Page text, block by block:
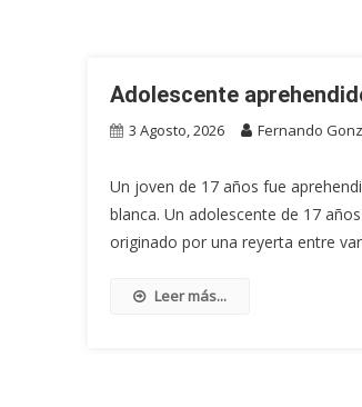
Adolescente
3 Agosto, 2026 Fernando
Un joven de 17 años fue
blanca. Un adolescente de 17
originado por una reyerta entre
Leer más...